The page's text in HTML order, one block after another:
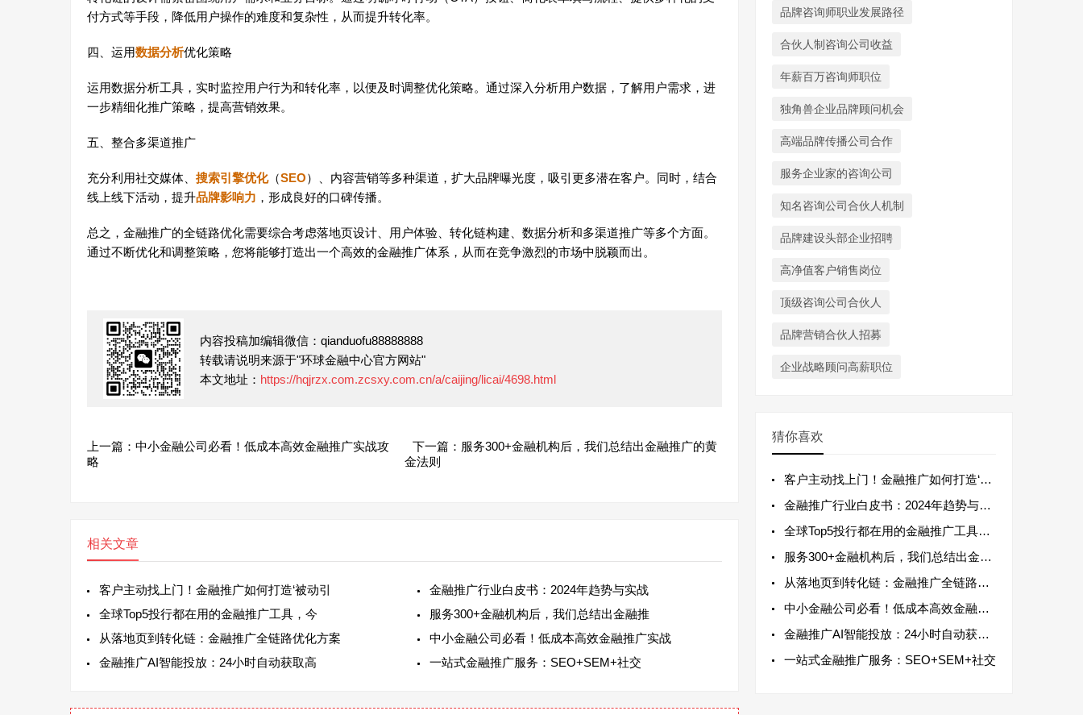
付方式等手段，降低用户操作的难度和复杂性，从而提升转化率。
四、运用数据分析优化策略
运用数据分析工具，实时监控用户行为和转化率，以便及时调整优化策略。通过深入分析用户数据，了解用户需求，进
一步精细化推广策略，提高营销效果。
五、整合多渠道推广
充分利用社交媒体、 搜索引擎优化（SEO）、内容营销等多种渠道，扩大品牌曝光度，吸引更多潜在客户。同时，结合
线上线下活动，提升品牌影响力 ，形成良好的口碑传播。
总之，金融推广的全链路优化需要综合考虑落地页设计、用户体验、转化链构建、数据分析和多渠道推广等多个方面。
通过不断优化和调整策略，您将能够打造出一个高效的金融推广体系，从而在竞争激烈的市场中脱颖而出。
内容投稿加编辑微信：qianduofu88888888
转载请说明来源于"环球金融中心官方网站"
本文地址： https://hqjrzx.com.zcsxy.com.cn/a/caijing/licai/4698.html
上一篇：中小金融公司必看！低成本高效金融推广实战攻
略
下一篇：服务300+金融机构后，我们总结出金融推广的黄
金法则
相关文章
客户主动找上门！金融推广如何打造‘被动引
金融推广行业白皮书：2024年趋势与实战
全球Top5投行都在用的金融推广工具，今
服务300+金融机构后，我们总结出金融推
从落地页到转化链：金融推广全链路优化方案
中小金融公司必看！低成本高效金融推广实战
金融推广AI智能投放：24小时自动获取高
一站式金融推广服务：SEO+SEM+社交
品牌咨询师职业发展路径
合伙人制咨询公司收益
年薪百万咨询师职位
独角兽企业品牌顾问机会
高端品牌传播公司合作
服务企业家的咨询公司
知名咨询公司合伙人机制
品牌建设头部企业招聘
高净值客户销售岗位
顶级咨询公司合伙人
品牌营销合伙人招募
企业战略顾问高薪职位
猜你喜欢
客户主动找上门！金融推广如何打造‘被动引
金融推广行业白皮书：2024年趋势与实战
全球Top5投行都在用的金融推广工具，今
服务300+金融机构后，我们总结出金融推
从落地页到转化链：金融推广全链路优化方案
中小金融公司必看！低成本高效金融推广实战
金融推广AI智能投放：24小时自动获取高
一站式金融推广服务：SEO+SEM+社交